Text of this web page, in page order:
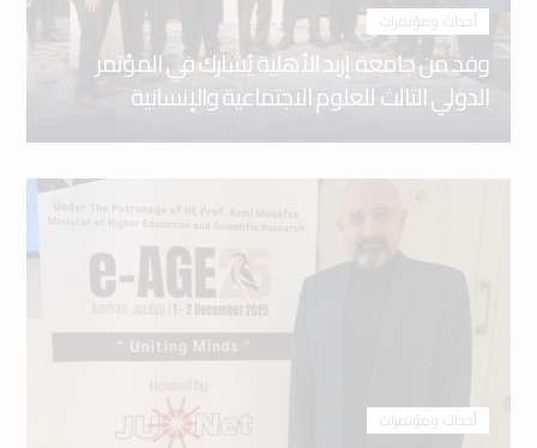
أحداث ومؤتمرات
وفد من جامعة إربد الأهلية يُشارك في المؤتمر
الدولي الثالث للعلوم الاجتماعية والإنسانية
أحداث ومؤتمرات